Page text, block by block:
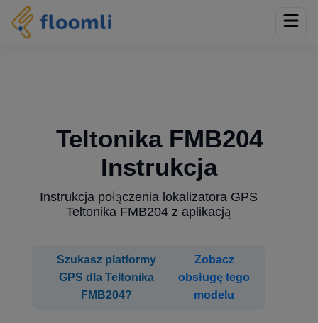
Teltonika FMB204
Instrukcja
Instrukcja połączenia lokalizatora GPS
Teltonika FMB204 z aplikacją
Szukasz platformy
GPS dla Teltonika
FMB204?
Zobacz
obsługę tego
modelu